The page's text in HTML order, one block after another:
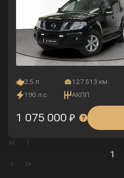
2.5 л 127 513 км.
190 л.с
АКПП
1 075 000 ₽
1